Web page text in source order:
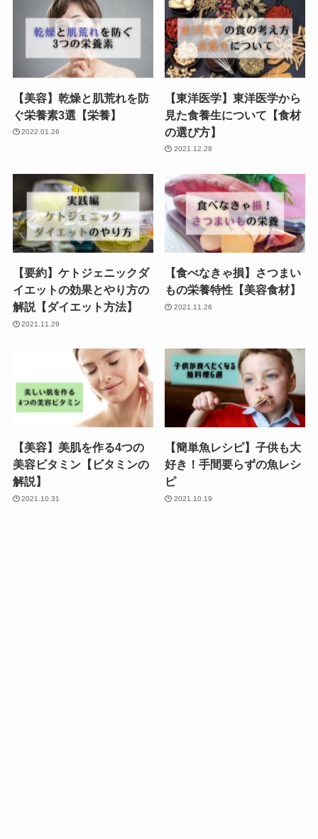
【美容】乾燥と肌荒れを防
ぐ栄養素3選【栄養】
2022.01.26
【東洋医学】東洋医学から
見た食養生について【食材
の選び方】
2021.12.28
【要約】ケトジェニックダ
イエットの効果とやり方の
解説【ダイエット方法】
2021.11.29
【食べなきゃ損】さつまい
もの栄養特性【美容食材】
2021.11.26
【美容】美肌を作る4つの
美容ビタミン【ビタミンの
解説】
2021.10.31
【簡単魚レシピ】子供も大
好き！手間要らずの魚レシ
ピ
2021.10.19